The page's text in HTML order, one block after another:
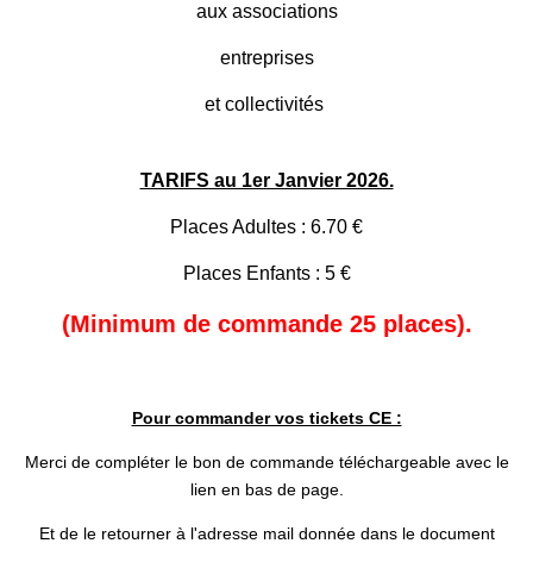
aux associations
entreprises
et collectivités
TARIFS au 1er Janvier 2026.
Places Adultes : 6.70 €
Places Enfants : 5 €
(Minimum de commande 25 places).
Pour commander vos tickets CE :
Merci de compléter le bon de commande téléchargeable avec le
lien en bas de page.
Et de le retourner à l'adresse mail donnée dans le document